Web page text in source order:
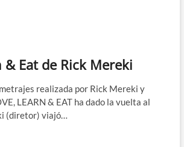
& Eat de Rick Mereki
realizada por Rick Mereki y
LEARN & EAT ha dado la vuelta al
(diretor) viajó…